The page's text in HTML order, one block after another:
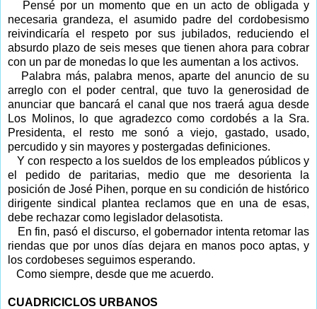
Pensé por un momento que en un acto de obligada y
necesaria grandeza, el asumido padre del cordobesismo
reivindicaría el respeto por sus jubilados, reduciendo el
absurdo plazo de seis meses que tienen ahora para cobrar
con un par de monedas lo que les aumentan a los activos.
Palabra más, palabra menos, aparte del anuncio de su
arreglo con el poder central, que tuvo la generosidad de
anunciar que bancará el canal que nos traerá agua desde
Los Molinos, lo que agradezco como cordobés a la Sra.
Presidenta, el resto me sonó a viejo, gastado, usado,
percudido y sin mayores y postergadas definiciones.
Y con respecto a los sueldos de los empleados públicos y
el pedido de paritarias, medio que me desorienta la
posición de José Pihen, porque en su condición de histórico
dirigente sindical plantea reclamos que en una de esas,
debe rechazar como legislador delasotista.
En fin, pasó el discurso, el gobernador intenta retomar las
riendas que por unos días dejara en manos poco aptas, y
los cordobeses seguimos esperando.
Como siempre, desde que me acuerdo.
CUADRICICLOS URBANOS